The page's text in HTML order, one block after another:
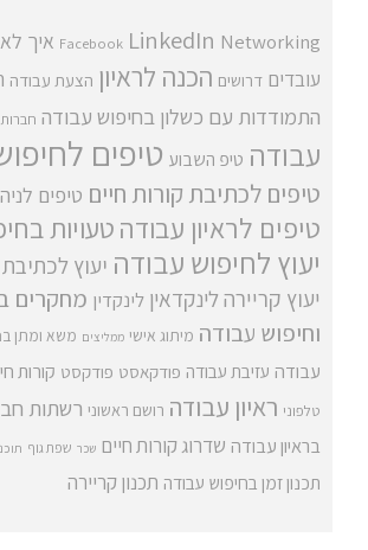
Facebook LinkedIn Networking איך
עובדים דרושים הכנה לראיון הצעת עבודה
התמודדות עם כשלון בחיפוש עבודה
עבודה טיפ השבוע טיפים
טיפים לכתיבת קורות חיים טיפים
טיפים לראיון עבודהטעויות
יעוץ לחיפוש עבודה יעוץ
יעוץ קריירה לינקדאין לינקדין מחקרים
וחיפוש עבודה מיתוג אישי ממליצים משא ומתן
עבודה עזיבת עבודה פודקאסט פודקסט קורות
טלפוני ראיון עבודה רושם ראשוני רשתות
בראיון עבודה שדרוג קורות חיים שכר שפת גוף
תכנון זמן בחיפוש עבודה תכנון קריירה